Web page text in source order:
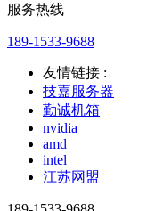
服务热线
189-1533-9688
友情链接 :
技嘉服务器
勤诚机箱
nvidia
amd
intel
江苏网盟